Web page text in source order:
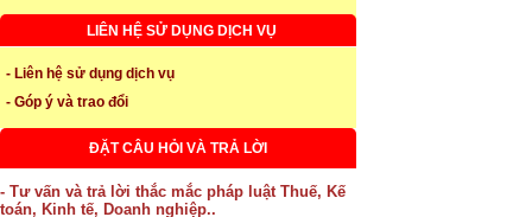
LIÊN HỆ SỬ DỤNG DỊCH VỤ
- Liên hệ sử dụng dịch vụ
- Góp ý và trao đổi
ĐẶT CÂU HỎI VÀ TRẢ LỜI
- Tư vấn và trả lời thắc mắc pháp luật Thuế, Kế
toán, Kinh tế, Doanh nghiệp..